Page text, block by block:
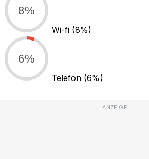
8%
Wi-fi (8%)
6%
Telefon (6%)
ANZEIGE